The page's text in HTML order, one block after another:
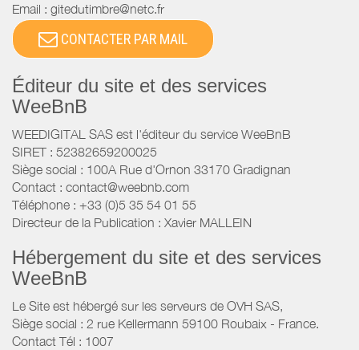
Email : gitedutimbre@netc.fr
CONTACTER PAR MAIL
Éditeur du site et des services
WeeBnB
WEEDIGITAL SAS est l'éditeur du service WeeBnB
SIRET : 52382659200025
Siège social : 100A Rue d'Ornon 33170 Gradignan
Contact : contact@weebnb.com
Téléphone : +33 (0)5 35 54 01 55
Directeur de la Publication : Xavier MALLEIN
Hébergement du site et des services
WeeBnB
Le Site est hébergé sur les serveurs de OVH SAS,
Siège social : 2 rue Kellermann 59100 Roubaix - France.
Contact Tél : 1007